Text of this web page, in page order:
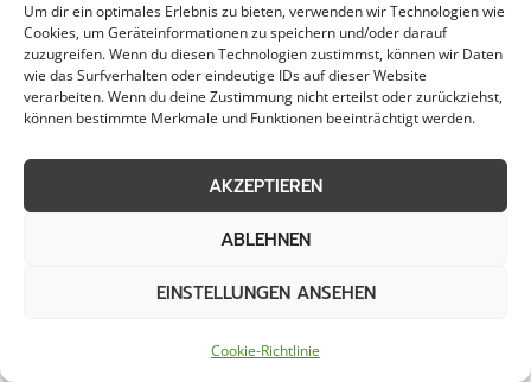
Um dir ein optimales Erlebnis zu bieten, verwenden wir Technologien wie
Cookies, um Geräteinformationen zu speichern und/oder darauf
zuzugreifen. Wenn du diesen Technologien zustimmst, können wir Daten
wie das Surfverhalten oder eindeutige IDs auf dieser Website
verarbeiten. Wenn du deine Zustimmung nicht erteilst oder zurückziehst,
können bestimmte Merkmale und Funktionen beeinträchtigt werden.
AKZEPTIEREN
ABLEHNEN
EINSTELLUNGEN ANSEHEN
Cookie-Richtlinie
Schädlingsbekämpfern – in Wesel finden
Unternehmen und Privatpersonen
professionelle Hilfe in jeder Lage. Die Experten
arbeiten effizient und kundenorientiert, um die
individuellen Anliegen schnell zu lösen und
Schäden so gering wie möglich zu halten.
Notdienste in Wesel stets auf dem neuesten